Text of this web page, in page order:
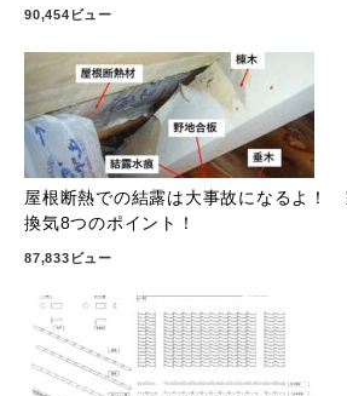
90,454ビュー
屋根断熱での結露は大事故になるよ！
換気8つのポイント！
87,833ビュー